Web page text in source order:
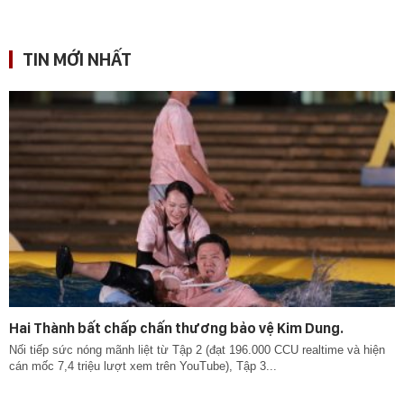
TIN MỚI NHẤT
Hai Thành bất chấp chấn thương bảo vệ Kim Dung.
Nối tiếp sức nóng mãnh liệt từ Tập 2 (đạt 196.000 CCU realtime và hiện
cán mốc 7,4 triệu lượt xem trên YouTube), Tập 3...